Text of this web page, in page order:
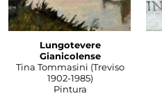
Lungotevere
Gianicolense
Tina Tommasini (Treviso
1902-1985)
Pintura